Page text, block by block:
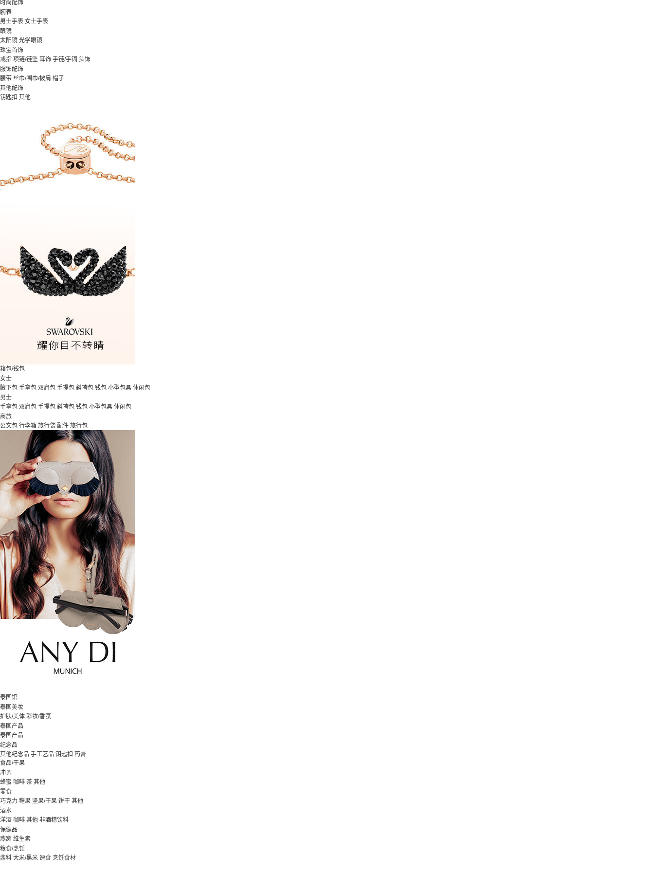
时尚配饰
腕表
男士手表 女士手表
眼镜
太阳镜 光学眼镜
珠宝首饰
戒指 项链/链坠 耳饰 手链/手镯 头饰
服饰配饰
腰带 丝巾/围巾/披肩 帽子
其他配饰
钥匙扣 其他
箱包/钱包
女士
腋下包 手拿包 双肩包 手提包 斜挎包 钱包 小型包具 休闲包
男士
手拿包 双肩包 手提包 斜挎包 钱包 小型包具 休闲包
商旅
公文包 行李箱 旅行袋 配件 旅行包
泰国馆
泰国美妆
护肤/美体 彩妆/香氛
泰国产品
泰国产品
纪念品
其他纪念品 手工艺品 钥匙扣 药膏
食品/干果
冲调
蜂蜜 咖啡 茶 其他
零食
巧克力 糖果 坚果/干果 饼干 其他
酒水
洋酒 咖啡 其他 非酒精饮料
保健品
燕窝 维生素
粮食/烹饪
酱料 大米/黑米 速食 烹饪食材